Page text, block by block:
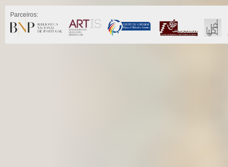
Parceiros: